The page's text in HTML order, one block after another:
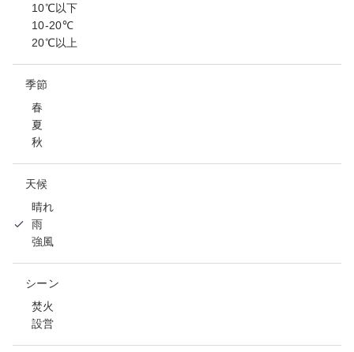
10℃以下
10-20℃
20℃以上
季節
春
夏
秋
天候
晴れ
雨
強風
シーン
焚火
設営